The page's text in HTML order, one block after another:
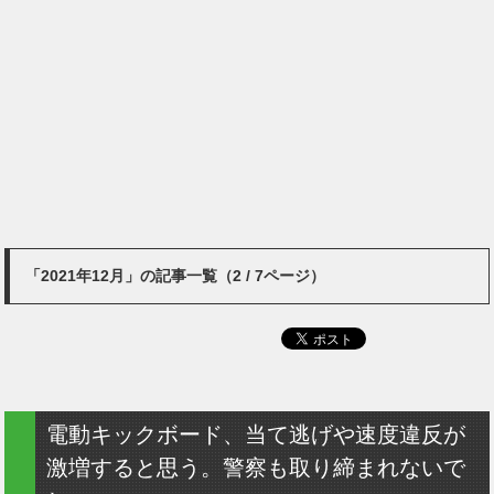
「2021年12月」の記事一覧（2 / 7ページ）
電動キックボード、当て逃げや速度違反が
激増すると思う。警察も取り締まれないで